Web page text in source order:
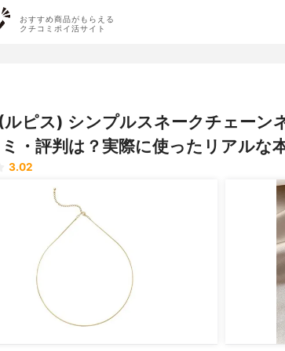
おすすめ商品がもらえる
クチコミポイ活サイト
ルピス) シンプルスネークチェーン
・評判は？実際に使ったリアルな
3.02